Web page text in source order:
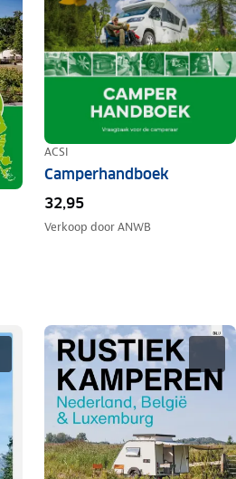
ACSI
Camperhandboek
32,95
Verkoop doorANWB